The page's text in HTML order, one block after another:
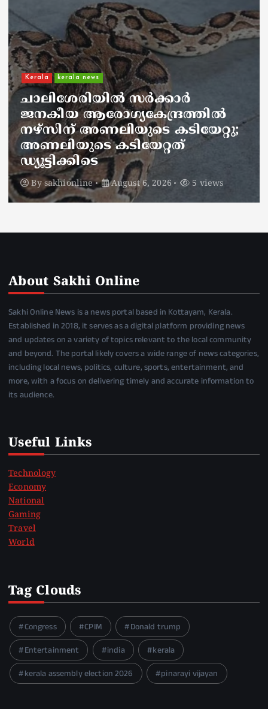
Kerala kerala news
ചാലിശേരിയില്‍ സര്‍ക്കാര്‍
ജനകീയ ആരോഗ്യകേന്ദ്രത്തില്‍
നഴ്സിന് അണലിയുടെ കടിയേറ്റു;
അണലിയുടെ കടിയേറ്റത്
ഡ്യൂട്ടിക്കിടെ
By sakhionline August 6, 2026 5 views
About Sakhi Online
Sakhi Online News is a news portal based in Kottayam, Kerala.
Established in 2018, it serves as a digital platform providing news
and updates on a variety of topics relevant to the local community
and beyond. The portal likely covers a wide range of news categories,
including local news, politics, culture, sports, entertainment, and
more, with a focus on delivering timely and accurate information to
its audience.
Useful Links
Technology
Economy
National
Gaming
Travel
World
Tag Clouds
Congress CPIM
Donald trump
Entertainment
india
kerala
kerala assembly election 2026
pinarayi vijayan